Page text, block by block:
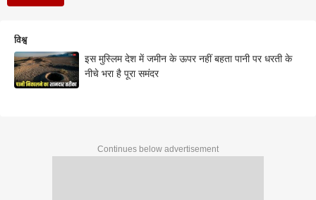
विश्व
इस मुस्लिम देश में जमीन के ऊपर नहीं बहता पानी पर धरती के
नीचे भरा है पूरा समंदर
Continues below advertisement